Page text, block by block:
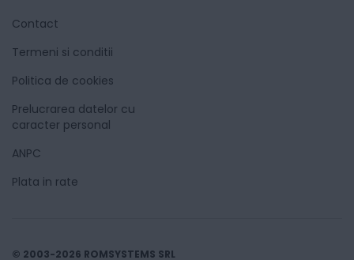
Contact
Termeni si conditii
Politica de cookies
Prelucrarea datelor cu
caracter personal
ANPC
Plata in rate
© 2003-2026 ROMSYSTEMS SRL